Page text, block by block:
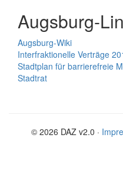
Augsburg-
Augsburg-Wiki
Interfraktionelle Verträge
Stadtplan für barrierefreie
Stadtrat
© 2026 DAZ v2.0 ·